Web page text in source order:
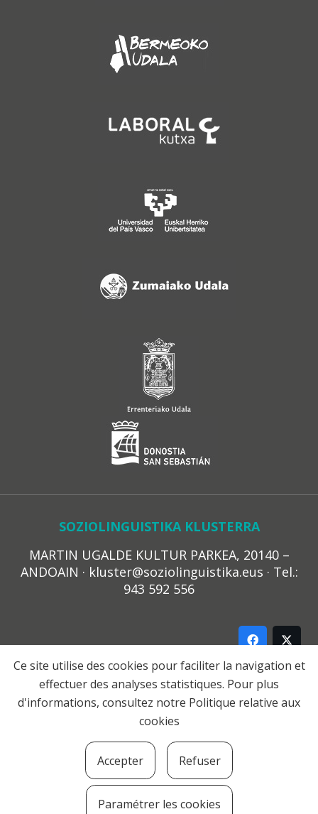
SOZIOLINGUISTIKA KLUSTERRA
MARTIN UGALDE KULTUR PARKEA, 20140 –
ANDOAIN · kluster@soziolinguistika.eus · Tel.:
943 592 556
LEGE OHARRA
PRIBATUTASUN POLITIKA
COOKIE-EN POLITIKA
© 2021 Soziolinguistika Klusterra
Ce site utilise des cookies pour faciliter la navigation et
effectuer des analyses statistiques. Pour plus
d'informations, consultez notre Politique relative aux
cookies
Accepter Refuser
Paramétrer les cookies